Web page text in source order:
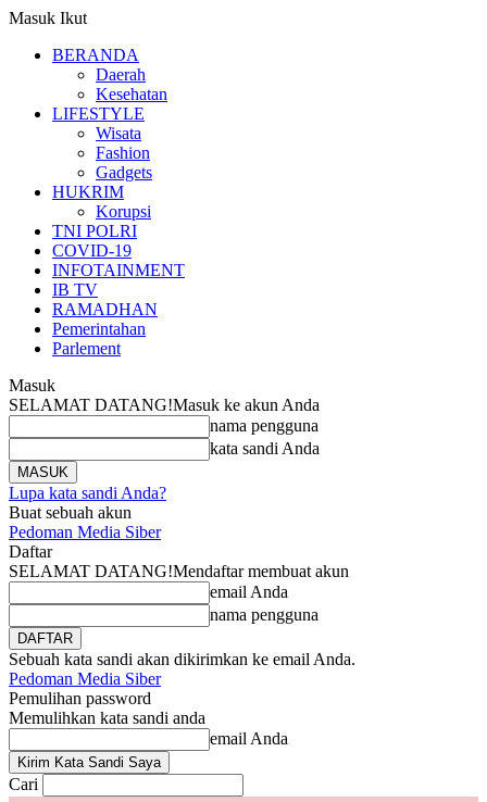
Masuk Ikut
BERANDA
Daerah
Kesehatan
LIFESTYLE
Wisata
Fashion
Gadgets
HUKRIM
Korupsi
TNI POLRI
COVID-19
INFOTAINMENT
IB TV
RAMADHAN
Pemerintahan
Parlement
Masuk
SELAMAT DATANG!Masuk ke akun Anda
nama pengguna
kata sandi Anda
Lupa kata sandi Anda?
Buat sebuah akun
Pedoman Media Siber
Daftar
SELAMAT DATANG!Mendaftar membuat akun
email Anda
nama pengguna
Sebuah kata sandi akan dikirimkan ke email Anda.
Pedoman Media Siber
Pemulihan password
Memulihkan kata sandi anda
email Anda
Cari